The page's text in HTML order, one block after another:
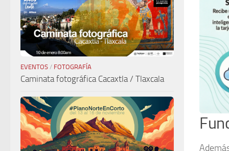
EVENTOS / FOTOGRAFÍA
Caminata fotográfica Cacaxtla / Tlaxcala